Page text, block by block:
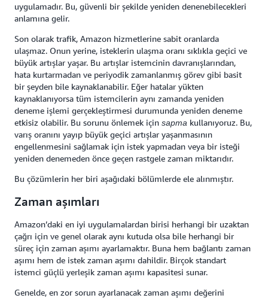
uygulamadır. Bu, güvenli bir şekilde yeniden denenebilecekleri
anlamına gelir.
Son olarak trafik, Amazon hizmetlerine sabit oranlarda
ulaşmaz. Onun yerine, isteklerin ulaşma oranı sıklıkla geçici ve
büyük artışlar yaşar. Bu artışlar istemcinin davranışlarından,
hata kurtarmadan ve periyodik zamanlanmış görev gibi basit
bir şeyden bile kaynaklanabilir. Eğer hatalar yükten
kaynaklanıyorsa tüm istemcilerin aynı zamanda yeniden
deneme işlemi gerçekleştirmesi durumunda yeniden deneme
etkisiz olabilir. Bu sorunu önlemek için sapma kullanıyoruz. Bu,
varış oranını yayıp büyük geçici artışlar yaşanmasının
engellenmesini sağlamak için istek yapmadan veya bir isteği
yeniden denemeden önce geçen rastgele zaman miktarıdır.
Bu çözümlerin her biri aşağıdaki bölümlerde ele alınmıştır.
Zaman aşımları
Amazon’daki en iyi uygulamalardan birisi herhangi bir uzaktan
çağrı için ve genel olarak aynı kutuda olsa bile herhangi bir
süreç için zaman aşımı ayarlamaktır. Buna hem bağlantı zaman
aşımı hem de istek zaman aşımı dahildir. Birçok standart
istemci güçlü yerleşik zaman aşımı kapasitesi sunar.
Genelde, en zor sorun ayarlanacak zaman aşımı değerini